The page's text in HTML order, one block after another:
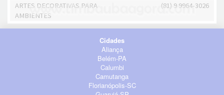
ARTES DECORATIVAS PARA
AMBIENTES
(81) 9 9964-3026
Cidades
Aliança
Belém-PA
Calumbi
Camutanga
Florianópolis-SC